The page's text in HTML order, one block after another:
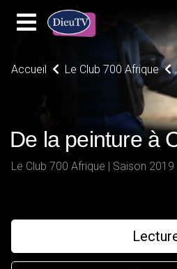
Accueil Le Club 700 Afrique
De la peinture à
Le Club 700 Afrique | Saison 2019